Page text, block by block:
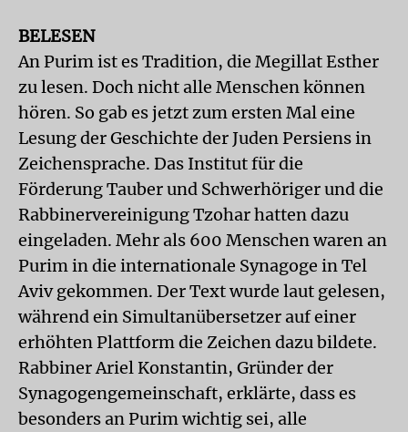
BELESEN
An Purim ist es Tradition, die Megillat Esther
zu lesen. Doch nicht alle Menschen können
hören. So gab es jetzt zum ersten Mal eine
Lesung der Geschichte der Juden Persiens in
Zeichensprache. Das Institut für die
Förderung Tauber und Schwerhöriger und die
Rabbinervereinigung Tzohar hatten dazu
eingeladen. Mehr als 600 Menschen waren an
Purim in die internationale Synagoge in Tel
Aviv gekommen. Der Text wurde laut gelesen,
während ein Simultanübersetzer auf einer
erhöhten Plattform die Zeichen dazu bildete.
Rabbiner Ariel Konstantin, Gründer der
Synagogengemeinschaft, erklärte, dass es
besonders an Purim wichtig sei, alle